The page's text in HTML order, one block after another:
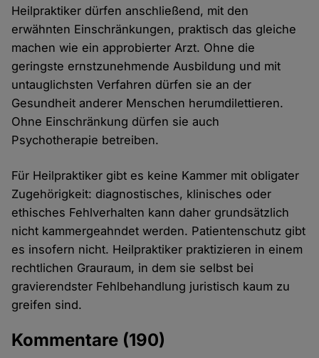
Heilpraktiker dürfen anschließend, mit den
erwähnten Einschränkungen, praktisch das gleiche
machen wie ein approbierter Arzt. Ohne die
geringste ernstzunehmende Ausbildung und mit
untauglichsten Verfahren dürfen sie an der
Gesundheit anderer Menschen herumdilettieren.
Ohne Einschränkung dürfen sie auch
Psychotherapie betreiben.
Für Heilpraktiker gibt es keine Kammer mit obligater
Zugehörigkeit: diagnostisches, klinisches oder
ethisches Fehlverhalten kann daher grundsätzlich
nicht kammergeahndet werden. Patientenschutz gibt
es insofern nicht. Heilpraktiker praktizieren in einem
rechtlichen Grauraum, in dem sie selbst bei
gravierendster Fehlbehandlung juristisch kaum zu
greifen sind.
Kommentare (190)